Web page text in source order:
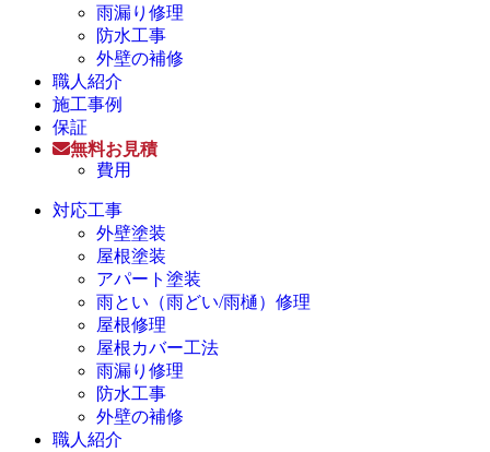
雨漏り修理
防水工事
外壁の補修
職人紹介
施工事例
保証
無料お見積
費用
対応工事
外壁塗装
屋根塗装
アパート塗装
雨とい（雨どい/雨樋）修理
屋根修理
屋根カバー工法
雨漏り修理
防水工事
外壁の補修
職人紹介